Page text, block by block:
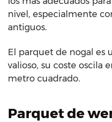
nivel, especialmente
antiguos.
El parquet de nogal es
valioso, su coste oscila
metro cuadrado.
Parquet de